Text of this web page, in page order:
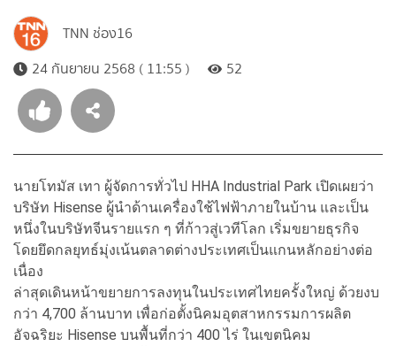
TNN ช่อง16
24 กันยายน 2568 ( 11:55 )
52
นายโทมัส เทา ผู้จัดการทั่วไป HHA Industrial Park เปิดเผยว่า
บริษัท Hisense ผู้นำด้านเครื่องใช้ไฟฟ้าภายในบ้าน และเป็น
หนึ่งในบริษัทจีนรายแรก ๆ ที่ก้าวสู่เวทีโลก เริ่มขยายธุรกิจ
โดยยึดกลยุทธ์มุ่งเน้นตลาดต่างประเทศเป็นแกนหลักอย่างต่อ
เนื่อง
ล่าสุดเดินหน้าขยายการลงทุนในประเทศไทยครั้งใหญ่ ด้วยงบ
กว่า 4,700 ล้านบาท เพื่อก่อตั้งนิคมอุตสาหกรรมการผลิต
อัจฉริยะ Hisense บนพื้นที่กว่า 400 ไร่ ในเขตนิคม